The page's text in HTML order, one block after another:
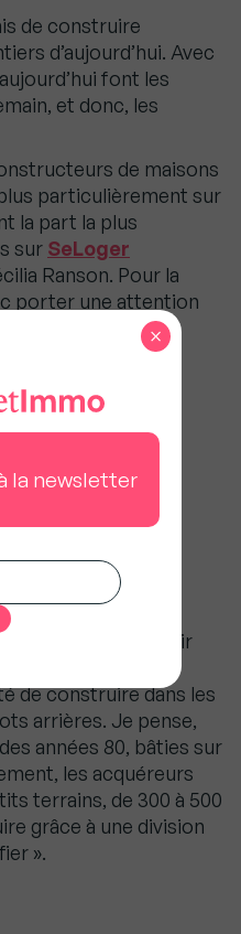
de construire
d’aujourd’hui. Avec
font les
et donc, les
de maisons
particulièrement sur
la part la plus
sur SeLoger
Ranson. Pour la
porter une attention
villes pour pouvoir
Les maires
de construire dans les
arrières. Je pense,
années 80, bâties sur
les acquéreurs
terrains, de 300 à 500
grâce à une division
».
la newsletter
×